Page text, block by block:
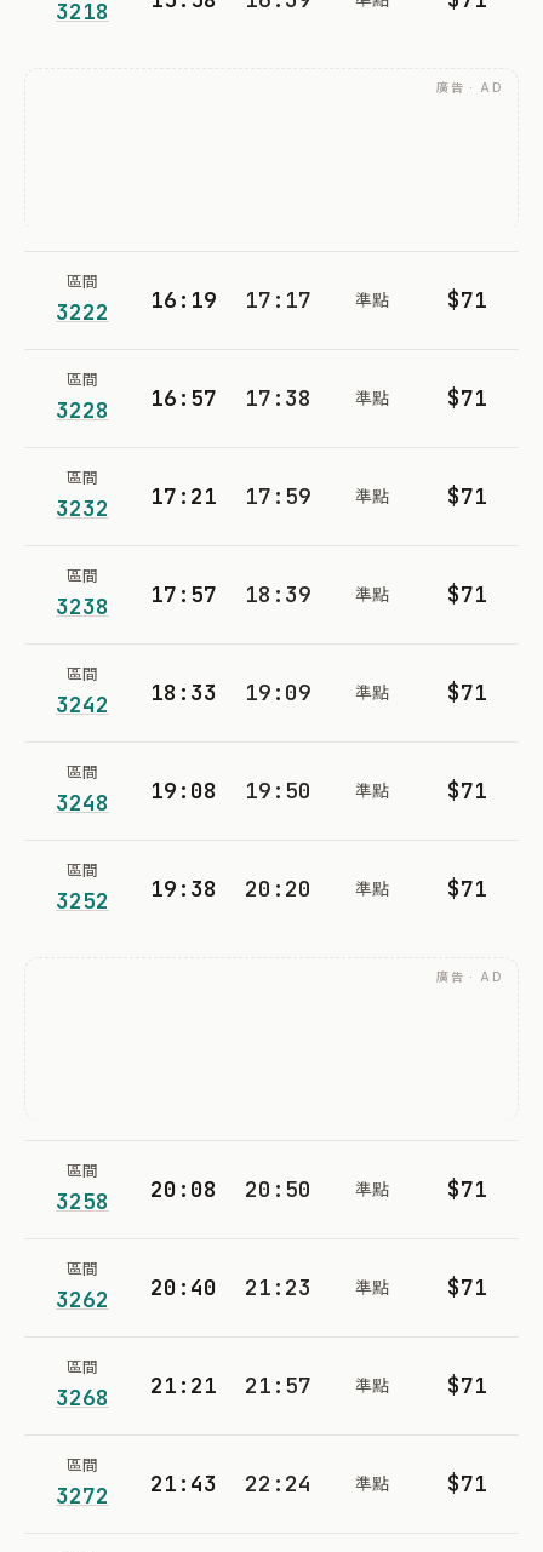
3218
廣告 · AD
區間
3222 16:19 17:17 準點 $71
區間
3228 16:57 17:38 準點 $71
區間
3232 17:21 17:59 準點 $71
區間
3238 17:57 18:39 準點 $71
區間
3242 18:33 19:09 準點 $71
區間
3248 19:08 19:50 準點 $71
區間
3252 19:38 20:20 準點 $71
廣告 · AD
區間
3258 20:08 20:50 準點 $71
區間
3262 20:40 21:23 準點 $71
區間
3268 21:21 21:57 準點 $71
區間
3272 21:43 22:24 準點 $71